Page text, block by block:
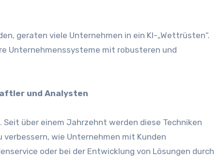
geraten viele Unternehmen in ein KI-„Wettrüsten“.
Unternehmenssysteme mit robusteren und
und Analysten
über einem Jahrzehnt werden diese Techniken
wie Unternehmen mit Kunden
oder bei der Entwicklung von Lösungen durch